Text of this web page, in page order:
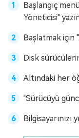
Başlangıç
Yöneticisi"
Başlatmak için
Disk
Altındaki her
"Sürücüyü
Bilgisayarınızı